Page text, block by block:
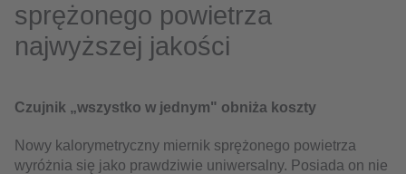
sprężonego powietrza
najwyższej jakości
Czujnik „wszystko w jednym" obniża koszty
Nowy kalorymetryczny miernik sprężonego powietrza
wyróżnia się jako prawdziwie uniwersalny. Posiada on nie